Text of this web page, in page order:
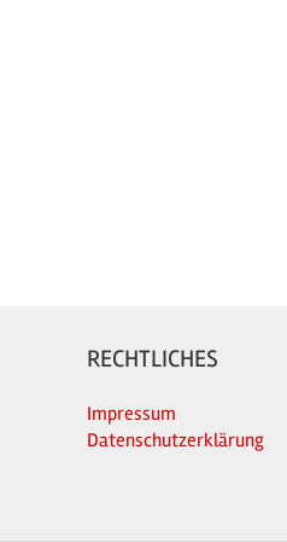
RECHTLICHES
Impressum
Datenschutzerklärung